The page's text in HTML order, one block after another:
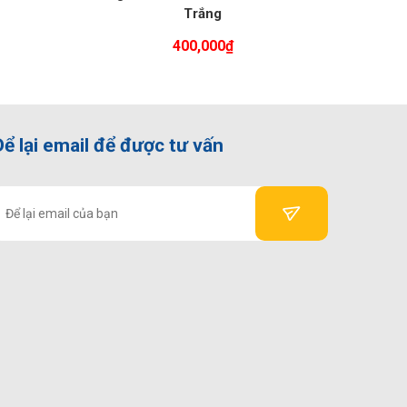
Trắng
400,000₫
lại email để được tư vấn